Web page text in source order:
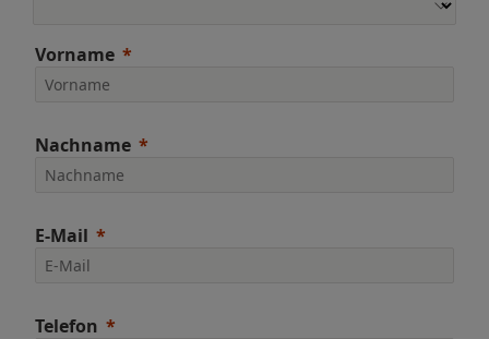
Vorname
Nachname
E-Mail
Telefon